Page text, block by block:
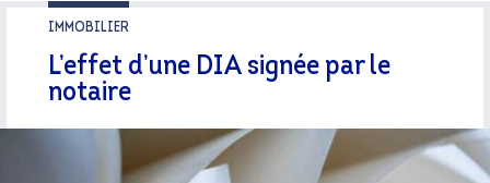
IMMOBILIER
L’effet d’une DIA signée par le
notaire